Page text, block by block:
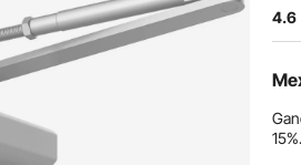
4.6
15%.